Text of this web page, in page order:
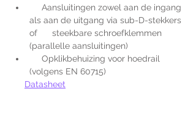
Aansluitingen zowel aan de ingang
als aan de uitgang via sub-D-stekkers
of      steekbare schroefklemmen
(parallelle aansluitingen)
Opklikbehuizing voor hoedrail
(volgens EN 60715)
Datasheet